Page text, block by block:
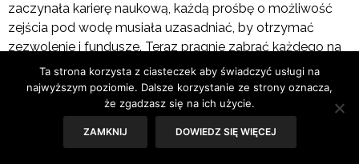
zaczynała karierę naukową, każdą prośbę o możliwość
zejścia pod wodę musiała uzasadniać, by otrzymać
zezwolenie i fundusze. Teraz pragnie zabrać każdego na
choćby kilkugodzinną wyprawę w głębiny, by zwiększać
świadomość potrzeby ochrony oceanów.
Ta strona korzysta z ciasteczek aby świadczyć usługi na
najwyższym poziomie. Dalsze korzystanie ze strony oznacza,
że zgadzasz się na ich użycie.
ZAMKNIJ DOWIEDZ SIĘ WIĘCEJ